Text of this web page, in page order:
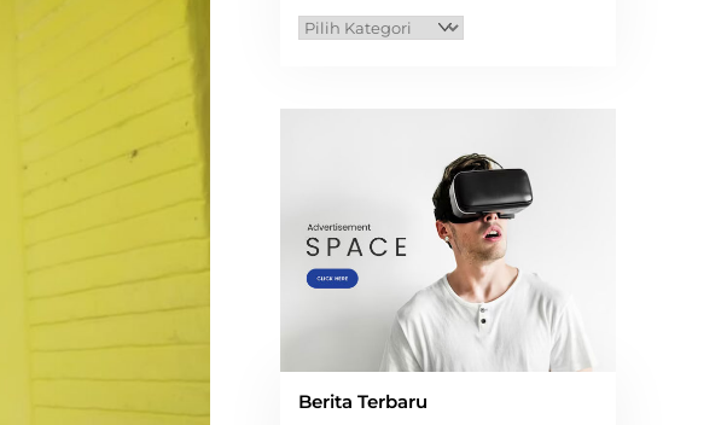
Kategori
Berita Terbaru